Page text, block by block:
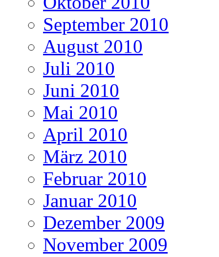
September 2010
August 2010
Juli 2010
Juni 2010
Mai 2010
April 2010
März 2010
Februar 2010
Januar 2010
Dezember 2009
November 2009